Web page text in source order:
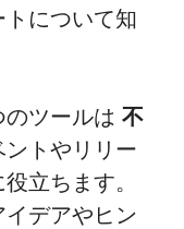
について知
ツールは 不
トやリリー
立ちます。
デアやヒン